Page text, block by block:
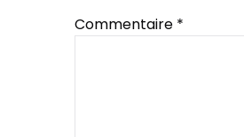
Commentaire *